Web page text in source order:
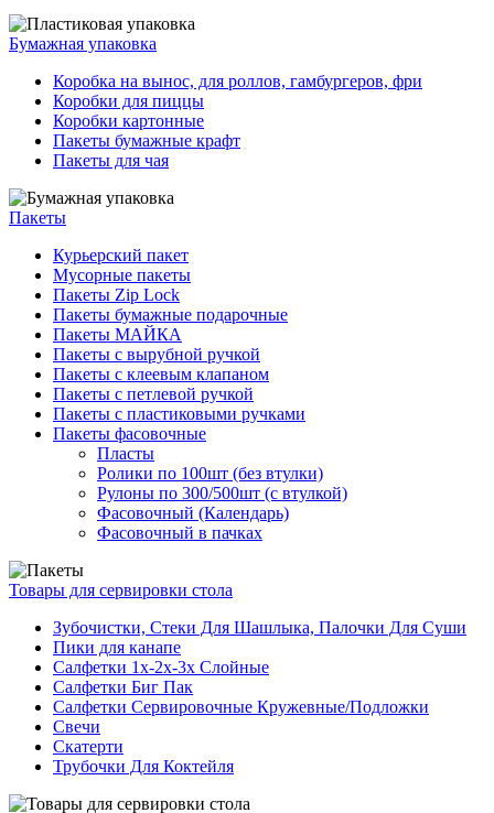
Бумажная упаковка
Коробка на вынос, для роллов, гамбургеров, фри
Коробки для пиццы
Коробки картонные
Пакеты бумажные крафт
Пакеты для чая
Пакеты
Курьерский пакет
Мусорные пакеты
Пакеты Zip Lock
Пакеты бумажные подарочные
Пакеты МАЙКА
Пакеты с вырубной ручкой
Пакеты с клеевым клапаном
Пакеты с петлевой ручкой
Пакеты с пластиковыми ручками
Пакеты фасовочные
Пласты
Ролики по 100шт (без втулки)
Рулоны по 300/500шт (с втулкой)
Фасовочный (Календарь)
Фасовочный в пачках
Товары для сервировки стола
Зубочистки, Стеки Для Шашлыка, Палочки Для Суши
Пики для канапе
Салфетки 1х-2х-3х Слойные
Салфетки Биг Пак
Салфетки Сервировочные Кружевные/Подложки
Свечи
Скатерти
Трубочки Для Коктейля